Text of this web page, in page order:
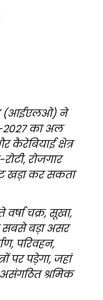
(आईएलओ) ने
का अल
कैरेबियाई क्षेत्र
रोजगार
खड़ा कर सकता
चक्र, सूखा,
सबसे बड़ा असर
परिवहन,
पर पड़ेगा, जहां
श्रमिक